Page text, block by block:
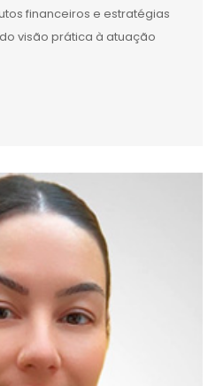
financeiros e estratégias
visão prática à atuação